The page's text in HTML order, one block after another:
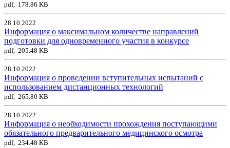
pdf, 178.86 KB
28.10.2022
Информация о максимальном количестве направлений
подготовки для одновременного участия в конкурсе
pdf, 205.48 KB
28.10.2022
Информация о проведении вступительных испытаний с
использованием дистанционных технологий
pdf, 265.80 KB
28.10.2022
Информация о необходимости прохождения поступающими
обязательного предварительного медицинского осмотра
pdf, 234.48 KB